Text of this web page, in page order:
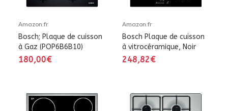
Amazon.fr
Bosch; Plaque de cuisson
à Gaz (POP6B6B10)
180,00€
Amazon.fr
Bosch Plaque de cuisson
à vitrocéramique, Noir
248,82€